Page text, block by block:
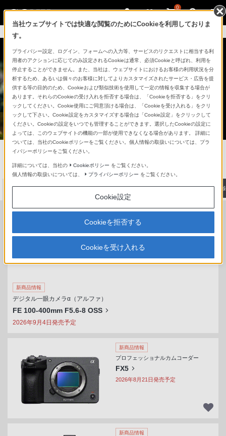
0
製品に関する重要なお知らせ
最新情報 商品を探す ソニーストアで体験・購入 My Sony・製品のサポート登
新商品情報
デジタル一眼カメラα（アルファ）
FE 100-400mm F5.6-8 OSS
2026年9月4日発売予定
新商品情報
プロフェッショナルカムコーダー
FX5
2026年8月21日発売予定
新商品情報
当社ウェブサイトでは快適な閲覧のためにCookieを利用しておりま
す。
プライバシー設定、ログイン、フォームへの入力等、サービスのリクエストに相当する利
用者のアクションに応じてのみ設定されるCookieは通常、必須Cookieと呼ばれ、利用を
停止することができません。また、当社は、ウェブサイトにおけるお客様の利用状況を分
析するため、あるいは個々のお客様に対してよりカスタマイズされたサービス・広告を提
供する等の目的のため、Cookieおよび類似技術を使用して一定の情報を収集する場合が
あります。それらのCookieの受け入れを拒否する場合は、「Cookieを拒否する」をクリ
ックしてください。Cookie使用にご同意頂ける場合は、「Cookieを受け入れる」をクリ
ックして下さい。Cookie設定をカスタマイズする場合は「Cookie設定」をクリックして
ください。Cookieの設定をいつでも管理することができます。選択したCookieの設定に
よっては、このウェブサイトの機能の一部が使用できなくなる場合があります。 詳細に
ついては、当社のCookieポリシーをご覧ください。個人情報の取扱いについては、プラ
イバシーポリシーをご覧ください。
詳細については、当社の Cookieポリシー をご覧ください。
個人情報の取扱いについては、
プライバシーポリシー をご覧ください。
Cookie設定
Cookieを拒否する
Cookieを受け入れる